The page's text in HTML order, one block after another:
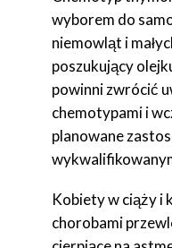
wyborem do
niemowląt i
poszukujący
powinni zwrócić
chemotypami i
planowane
Kobiety w ciąży i
chorobami